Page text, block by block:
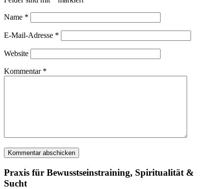
Name *
E-Mail-Adresse *
Website
Kommentar *
Praxis für Bewusstseinstraining, Spiritualität &
Sucht